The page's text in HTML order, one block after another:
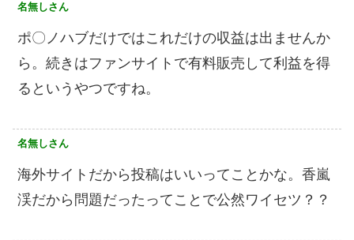
名無しさん
ポ〇ノハブだけではこれだけの収益は出ませんか
ら。続きはファンサイトで有料販売して利益を得
るというやつですね。
名無しさん
海外サイトだから投稿はいいってことかな。香嵐
渓だから問題だったってことで公然ワイセツ？？